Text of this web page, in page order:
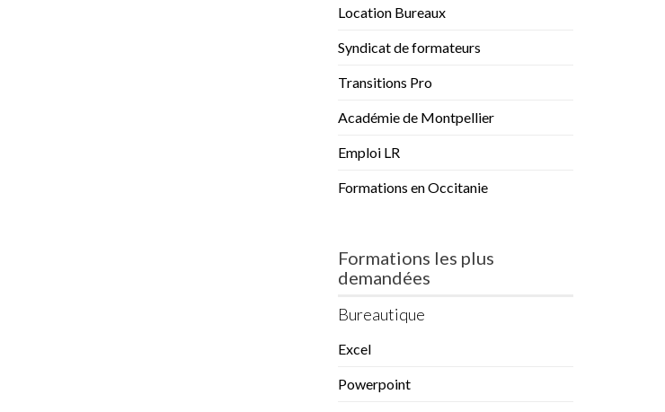
Location Bureaux
Syndicat de formateurs
Transitions Pro
Académie de Montpellier
Emploi LR
Formations en Occitanie
Formations les plus
demandées
Bureautique
Excel
Powerpoint